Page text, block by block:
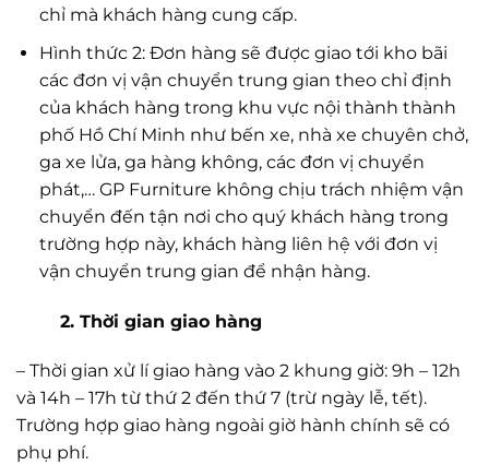
chỉ mà khách hàng cung cấp.
Hình thức 2: Đơn hàng sẽ được giao tới kho bãi
các đơn vị vận chuyển trung gian theo chỉ định
của khách hàng trong khu vực nội thành thành
phố Hồ Chí Minh như bến xe, nhà xe chuyên chở,
ga xe lửa, ga hàng không, các đơn vị chuyển
phát,… GP Furniture không chịu trách nhiệm vận
chuyển đến tận nơi cho quý khách hàng trong
trường hợp này, khách hàng liên hệ với đơn vị
vận chuyển trung gian để nhận hàng.
2. Thời gian giao hàng
– Thời gian xử lí giao hàng vào 2 khung giờ: 9h – 12h
và 14h – 17h từ thứ 2 đến thứ 7 (trừ ngày lễ, tết).
Trường hợp giao hàng ngoài giờ hành chính sẽ có
phụ phí.